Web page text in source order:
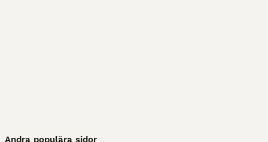
Andra populära sidor